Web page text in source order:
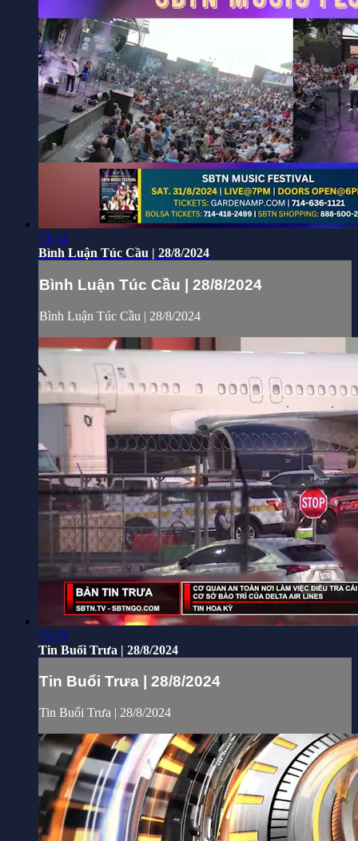
51:14
Bình Luận Túc Cầu | 28/8/2024
Bình Luận Túc Cầu | 28/8/2024
Bình Luận Túc Cầu | 28/8/2024
25:29
Tin Buổi Trưa | 28/8/2024
Tin Buổi Trưa | 28/8/2024
Tin Buổi Trưa | 28/8/2024